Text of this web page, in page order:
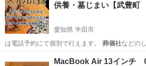
供養・墓じまい【武豊町
愛知県 半田市
は電話予約にて個別で行えます。 葬儀社などの
勧誘はありま…
MacBook Air 13インチ